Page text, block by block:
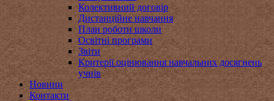
Колективний договір
Дистанційне навчання
План роботи школи
Освітні програми
Звіти
Критерії оцінювання навчальних досягнень
учнів
Новини
Контакти